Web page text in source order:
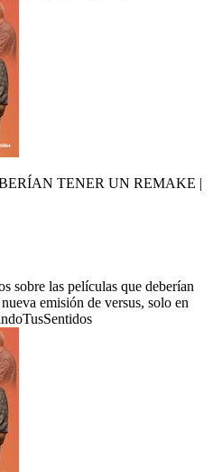
TENER UN REMAKE |
sobre las películas que deberían
emisión de versus, solo en